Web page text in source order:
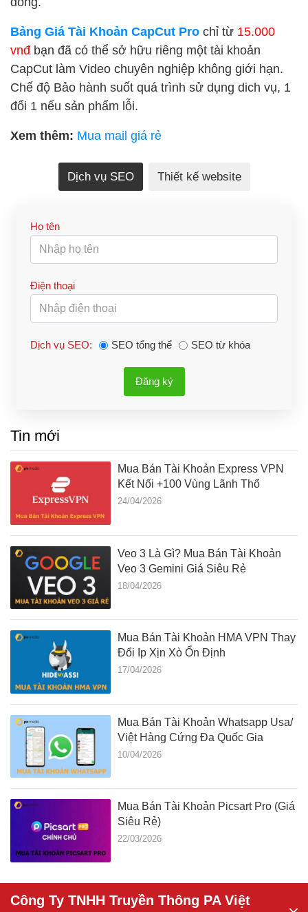
Bảng Giá Tài Khoản CapCut Pro chỉ từ 15.000
vnđ bạn đã có thể sở hữu riêng một tài khoản
CapCut làm Video chuyên nghiệp không giới hạn.
Chế độ Bảo hành suốt quá trình sử dụng dich vụ, 1
đổi 1 nếu sản phẩm lỗi.
Xem thêm: Mua mail giá rẻ
Dịch vụ SEO Thiết kế website
Họ tên
Điện thoại
Dịch vụ SEO: SEO tổng thể SEO từ khóa
Đăng ký
Tin mới
Mua Bán Tài Khoản Express VPN
Kết Nối +100 Vùng Lãnh Thổ
24/04/2026
Veo 3 Là Gì? Mua Bán Tài Khoản
Veo 3 Gemini Giá Siêu Rẻ
18/04/2026
Mua Bán Tài Khoản HMA VPN Thay
Đổi Ip Xịn Xò Ổn Định
17/04/2026
Mua Bán Tài Khoản Whatsapp Usa/
Việt Hàng Cứng Đa Quốc Gia
10/04/2026
Mua Bán Tài Khoản Picsart Pro (Giá
Siêu Rẻ)
22/03/2026
Công Ty TNHH Truyền Thông PA Việt